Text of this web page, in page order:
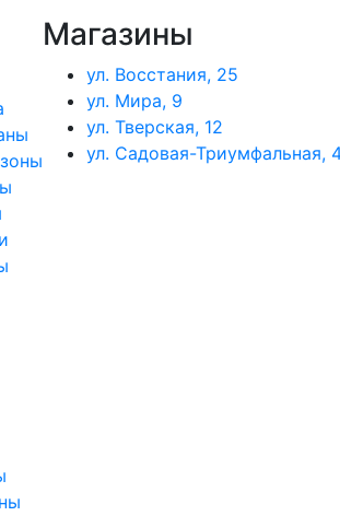
Магазины
ул. Восстания, 25
ул. Мира, 9
ул. Тверская, 12
ул. Садовая-Триумфальная,